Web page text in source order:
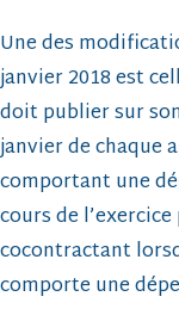
Une des
janvier 2018 est
doit publier sur
janvier de chaque
comportant une
cours de
cocontractant
comporte une